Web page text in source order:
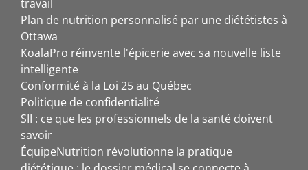
travail
Plan de nutrition personnalisé par une diététistes à
Ottawa
KoalaPro réinvente l'épicerie avec sa nouvelle liste
intelligente
Conformité à la Loi 25 au Québec
Politique de confidentialité
SII : ce que les professionnels de la santé doivent
savoir
ÉquipeNutrition révolutionne la pratique